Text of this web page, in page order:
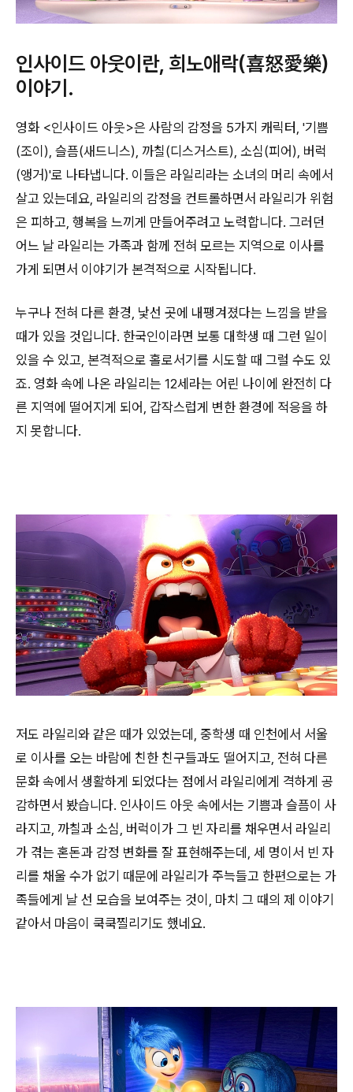
인사이드 아웃이란, 희노애락(喜怒愛樂)
이야기.
영화 <인사이드 아웃>은 사람의 감정을 5가지 캐릭터, '기쁨
(조이), 슬픔(새드니스), 까칠(디스거스트), 소심(피어), 버럭
(앵거)'로 나타냅니다. 이들은 라일리라는 소녀의 머리 속에서
살고 있는데요, 라일리의 감정을 컨트롤하면서 라일리가 위험
은 피하고, 행복을 느끼게 만들어주려고 노력합니다. 그러던
어느 날 라일리는 가족과 함께 전혀 모르는 지역으로 이사를
가게 되면서 이야기가 본격적으로 시작됩니다.
누구나 전혀 다른 환경, 낯선 곳에 내팽겨졌다는 느낌을 받을
때가 있을 것입니다. 한국인이라면 보통 대학생 때 그런 일이
있을 수 있고, 본격적으로 홀로서기를 시도할 때 그럴 수도 있
죠. 영화 속에 나온 라일리는 12세라는 어린 나이에 완전히 다
른 지역에 떨어지게 되어, 갑작스럽게 변한 환경에 적응을 하
지 못합니다.
저도 라일리와 같은 때가 있었는데, 중학생 때 인천에서 서울
로 이사를 오는 바람에 친한 친구들과도 떨어지고, 전혀 다른
문화 속에서 생활하게 되었다는 점에서 라일리에게 격하게 공
감하면서 봤습니다. 인사이드 아웃 속에서는 기쁨과 슬픔이 사
라지고, 까칠과 소심, 버럭이가 그 빈 자리를 채우면서 라일리
가 겪는 혼돈과 감정 변화를 잘 표현해주는데, 세 명이서 빈 자
리를 채울 수가 없기 때문에 라일리가 주늑들고 한편으로는 가
족들에게 날 선 모습을 보여주는 것이, 마치 그 때의 제 이야기
같아서 마음이 쿡쿡찔리기도 했네요.